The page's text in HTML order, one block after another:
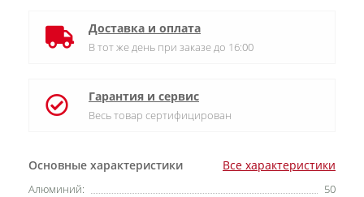
Основные характеристики Все характеристики
Алюминий:
50
Доставка и оплата
В тот же день при заказе до 16:00
Гарантия и сервис
Весь товар сертифицирован